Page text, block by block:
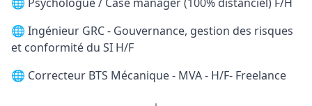
🌐 Ingénieur GRC - Gouvernance, gestion des risques
et conformité du SI H/F
🌐 Correcteur BTS Mécanique - MVA - H/F- Freelance